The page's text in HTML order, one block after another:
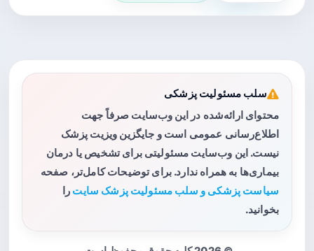
سلب مسئولیت پزشکی
محتوای ارائه‌شده در این وب‌سایت صرفاً جهت
اطلاع‌رسانی عمومی است و جایگزین ویزیت پزشک
نیست. این وب‌سایت مسئولیتی برای تشخیص یا درمان
بیماری‌ها به همراه ندارد. برای توضیحات کامل‌تر، صفحه
سیاست پزشکی و سلب مسئولیت پزشک سایت را
بخوانید.